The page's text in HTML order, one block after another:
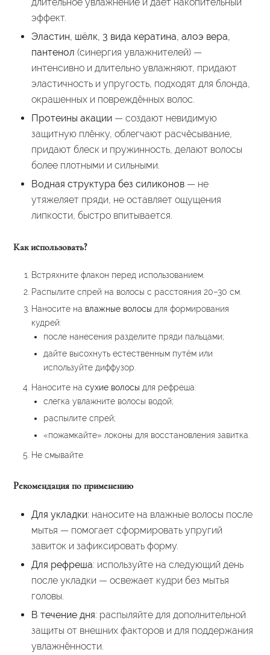
эффект.
Эластин, шёлк, 3 вида кератина, алоэ вера,
пантенол (синергия увлажнителей) —
интенсивно и длительно увлажняют, придают
эластичность и упругость, подходят для блонда,
окрашенных и повреждённых волос.
Протеины акации— создают невидимую
защитную плёнку, облегчают расчёсывание,
придают блеск и пружинность, делают волосы
более плотными и сильными.
Водная структура без силиконов— не
утяжеляет пряди, не оставляет ощущения
липкости, быстро впитывается.
Как использовать?
Встряхните флакон перед использованием.
Распылите спрей на волосы с расстояния 20–30 см.
Наносите на влажные волосы для формирования
кудрей:
после нанесения разделите пряди пальцами;
дайте высохнуть естественным путём или
используйте диффузор.
Наносите на сухие волосы для рефреша:
слегка увлажните волосы водой;
распылите спрей;
«пожамкайте» локоны для восстановления завитка.
Не смывайте.
Рекомендация по применению
Для укладки: наносите на влажные волосы после
мытья — помогает сформировать упругий
завиток и зафиксировать форму.
Для рефреша: используйте на следующий день
после укладки — освежает кудри без мытья
головы.
В течение дня: распыляйте для дополнительной
защиты от внешних факторов и для поддержания
увлажнённости.